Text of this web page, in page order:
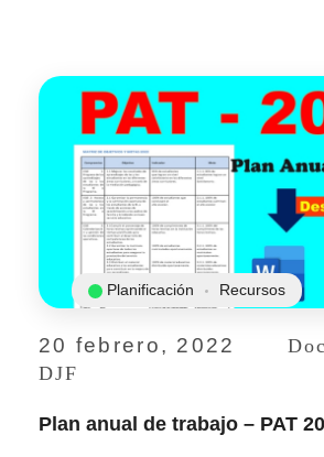
20 febrero, 2022
DJF
Planificación Recursos
Plan anual de trabajo – PAT